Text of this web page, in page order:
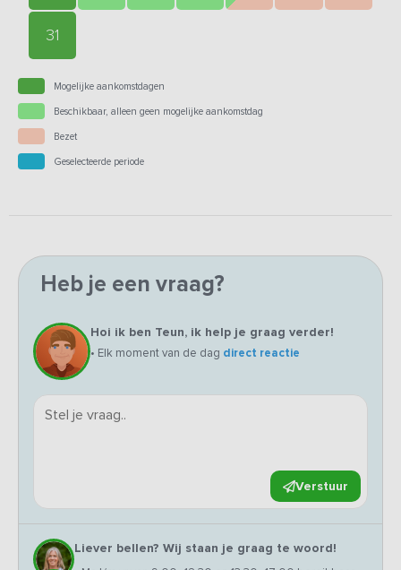
31
Mogelijke aankomstdagen
Beschikbaar, alleen geen mogelijke aankomstdag
Bezet
Geselecteerde periode
Heb je een vraag?
Hoi ik ben Teun, ik help je graag verder!
• Elk moment van de dag direct reactie
Verstuur
Liever bellen? Wij staan je graag te woord!